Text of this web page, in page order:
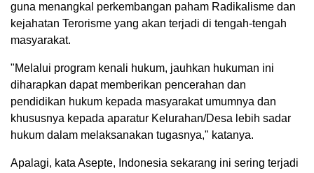
guna menangkal perkembangan paham Radikalisme dan
kejahatan Terorisme yang akan terjadi di tengah-tengah
masyarakat.
"Melalui program kenali hukum, jauhkan hukuman ini
diharapkan dapat memberikan pencerahan dan
pendidikan hukum kepada masyarakat umumnya dan
khususnya kepada aparatur Kelurahan/Desa lebih sadar
hukum dalam melaksanakan tugasnya," katanya.
Apalagi, kata Asepte, Indonesia sekarang ini sering terjadi